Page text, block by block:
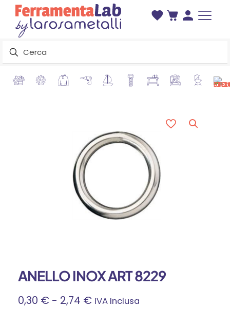
ANELLO INOX ART 8229
0,30 € - 2,74 €Fascia
IVA Inclusa